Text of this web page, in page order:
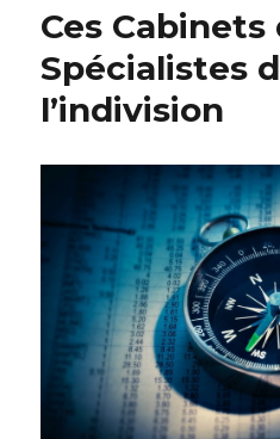
sortir
indivision
Ces Cabinets
Spécialistes
l’indivision